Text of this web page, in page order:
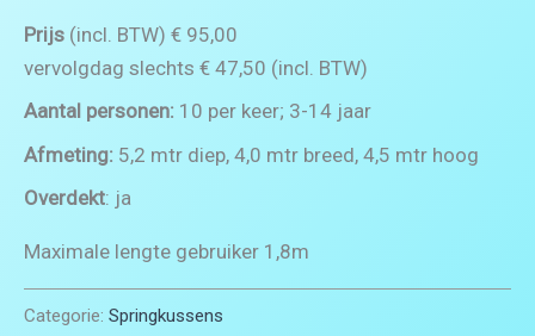
Prijs (incl. BTW) € 95,00
vervolgdag slechts € 47,50 (incl. BTW)
Aantal personen: 10 per keer; 3-14 jaar
Afmeting: 5,2 mtr diep, 4,0 mtr breed, 4,5 mtr hoog
Overdekt: ja
Maximale lengte gebruiker 1,8m
Categorie: Springkussens